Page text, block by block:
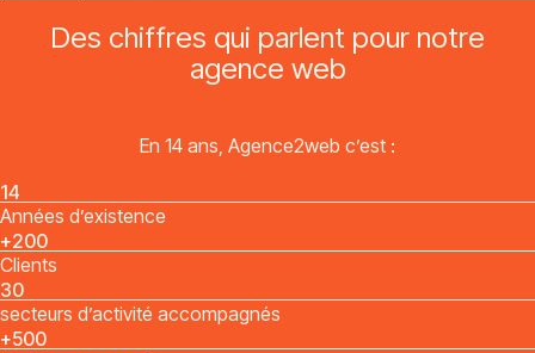
Des chiffres qui parlent pour notre
agence web
En 14 ans, Agence2web c’est :
14
Années d’existence
+200
Clients
30
secteurs d’activité accompagnés
+500